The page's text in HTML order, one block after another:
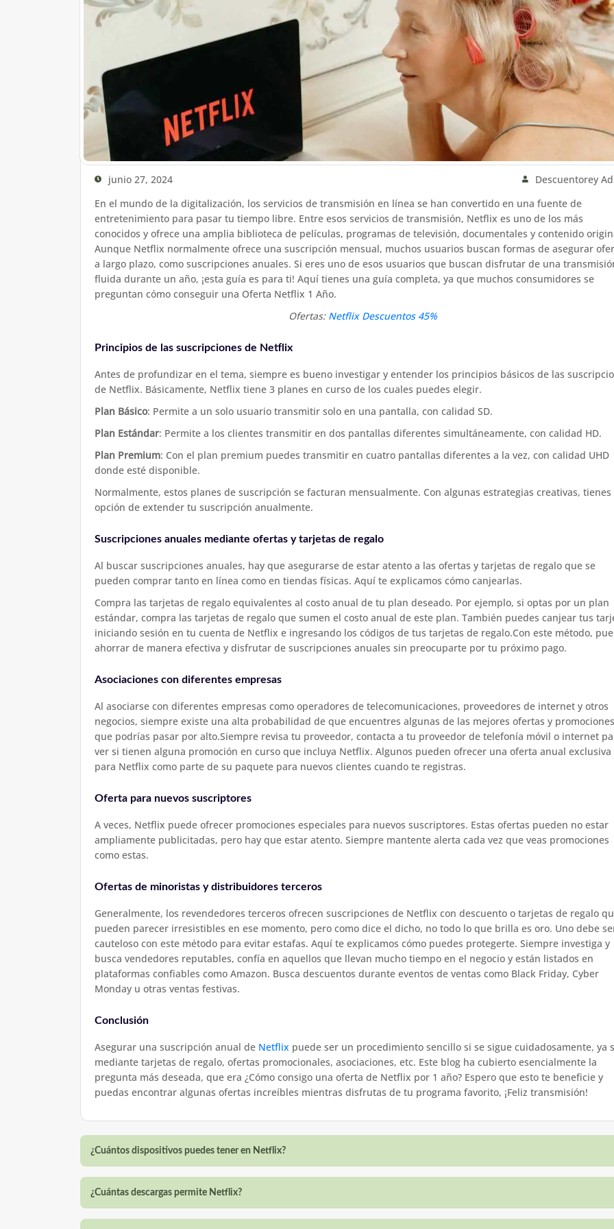
junio 27, 2024
Descuentorey
En el mundo de la digitalización, los servicios de transmisión en línea se han convertido en una fuente de
entretenimiento para pasar tu tiempo libre. Entre esos servicios de transmisión, Netflix es uno de los más
conocidos y ofrece una amplia biblioteca de películas, programas de televisión, documentales y contenido
Aunque Netflix normalmente ofrece una suscripción mensual, muchos usuarios buscan formas de asegurar
a largo plazo, como suscripciones anuales. Si eres uno de esos usuarios que buscan disfrutar de una
fluida durante un año, ¡esta guía es para ti! Aquí tienes una guía completa, ya que muchos consumidores se
preguntan cómo conseguir una Oferta Netflix 1 Año.
Ofertas: Netflix Descuentos 45%
Principios de las suscripciones de Netflix
Antes de profundizar en el tema, siempre es bueno investigar y entender los principios básicos de las
de Netflix. Básicamente, Netflix tiene 3 planes en curso de los cuales puedes elegir.
Plan Básico: Permite a un solo usuario transmitir solo en una pantalla, con calidad SD.
Plan Estándar: Permite a los clientes transmitir en dos pantallas diferentes simultáneamente, con calidad HD.
Plan Premium: Con el plan premium puedes transmitir en cuatro pantallas diferentes a la vez, con calidad UHD
donde esté disponible.
Normalmente, estos planes de suscripción se facturan mensualmente. Con algunas estrategias creativas, tienes
opción de extender tu suscripción anualmente.
Suscripciones anuales mediante ofertas y tarjetas de regalo
Al buscar suscripciones anuales, hay que asegurarse de estar atento a las ofertas y tarjetas de regalo que se
pueden comprar tanto en línea como en tiendas físicas. Aquí te explicamos cómo canjearlas.
Compra las tarjetas de regalo equivalentes al costo anual de tu plan deseado. Por ejemplo, si optas por un plan
estándar, compra las tarjetas de regalo que sumen el costo anual de este plan. También puedes canjear tus
iniciando sesión en tu cuenta de Netflix e ingresando los códigos de tus tarjetas de regalo.Con este método,
ahorrar de manera efectiva y disfrutar de suscripciones anuales sin preocuparte por tu próximo pago.
Asociaciones con diferentes empresas
Al asociarse con diferentes empresas como operadores de telecomunicaciones, proveedores de internet y otros
negocios, siempre existe una alta probabilidad de que encuentres algunas de las mejores ofertas y promociones
que podrías pasar por alto.Siempre revisa tu proveedor, contacta a tu proveedor de telefonía móvil o internet
ver si tienen alguna promoción en curso que incluya Netflix. Algunos pueden ofrecer una oferta anual exclusiva
para Netflix como parte de su paquete para nuevos clientes cuando te registras.
Oferta para nuevos suscriptores
A veces, Netflix puede ofrecer promociones especiales para nuevos suscriptores. Estas ofertas pueden no estar
ampliamente publicitadas, pero hay que estar atento. Siempre mantente alerta cada vez que veas promociones
como estas.
Ofertas de minoristas y distribuidores terceros
Generalmente, los revendedores terceros ofrecen suscripciones de Netflix con descuento o tarjetas de regalo
pueden parecer irresistibles en ese momento, pero como dice el dicho, no todo lo que brilla es oro. Uno debe
cauteloso con este método para evitar estafas. Aquí te explicamos cómo puedes protegerte. Siempre investiga y
busca vendedores reputables, confía en aquellos que llevan mucho tiempo en el negocio y están listados en
plataformas confiables como Amazon. Busca descuentos durante eventos de ventas como Black Friday, Cyber
Monday u otras ventas festivas.
Conclusión
Asegurar una suscripción anual de Netflix puede ser un procedimiento sencillo si se sigue cuidadosamente, ya
mediante tarjetas de regalo, ofertas promocionales, asociaciones, etc. Este blog ha cubierto esencialmente la
pregunta más deseada, que era ¿Cómo consigo una oferta de Netflix por 1 año? Espero que esto te beneficie y
puedas encontrar algunas ofertas increíbles mientras disfrutas de tu programa favorito, ¡Feliz transmisión!
¿Cuántos dispositivos puedes tener en Netflix?
¿Cuántas descargas permite Netflix?